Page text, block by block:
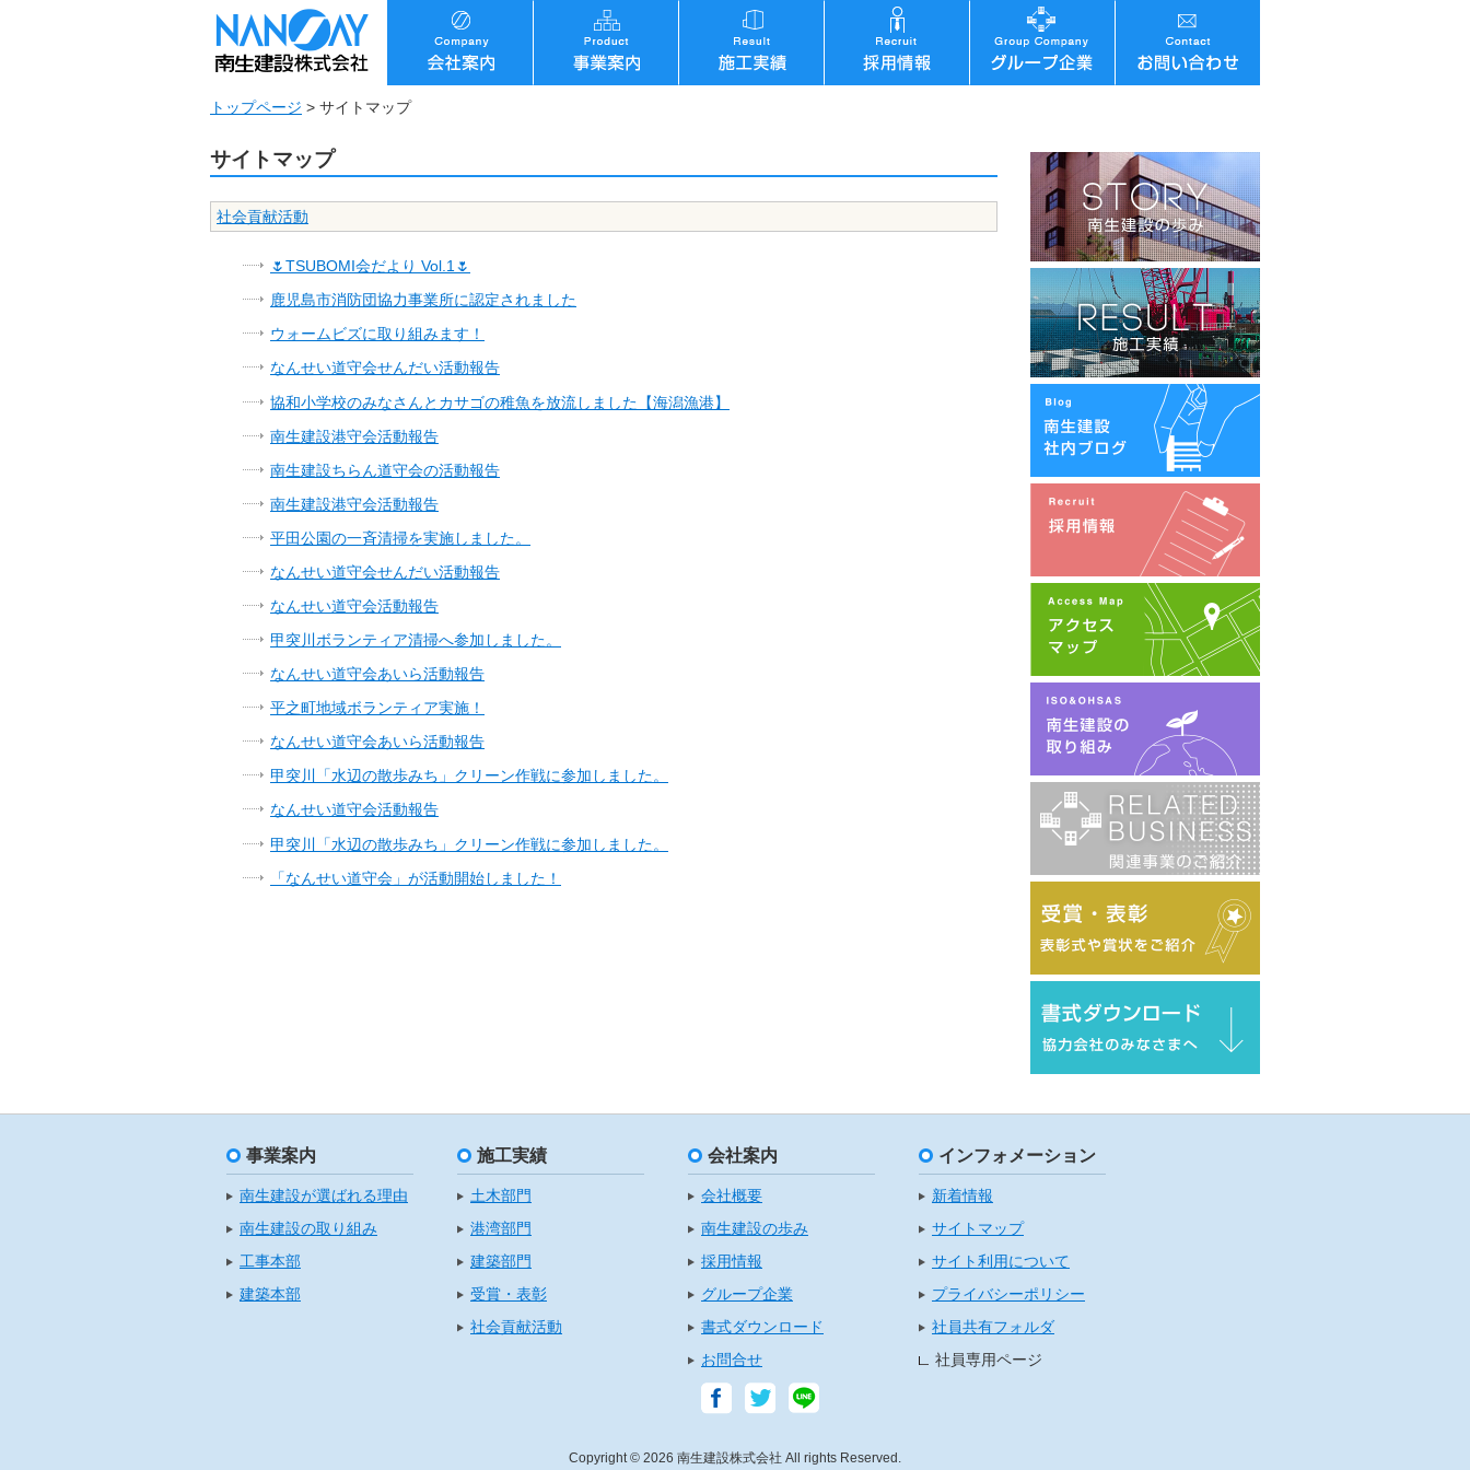
トップページ > サイトマップ
サイトマップ
社会貢献活動
🌷TSUBOMI会だより Vol.1🌷
鹿児島市消防団協力事業所に認定されました
ウォームビズに取り組みます！
なんせい道守会せんだい活動報告
協和小学校のみなさんとカサゴの稚魚を放流しました【海潟漁港】
南生建設港守会活動報告
南生建設ちらん道守会の活動報告
南生建設港守会活動報告
平田公園の一斉清掃を実施しました。
なんせい道守会せんだい活動報告
なんせい道守会活動報告
甲突川ボランティア清掃へ参加しました。
なんせい道守会あいら活動報告
平之町地域ボランティア実施！
なんせい道守会あいら活動報告
甲突川「水辺の散歩みち」クリーン作戦に参加しました。
なんせい道守会活動報告
甲突川「水辺の散歩みち」クリーン作戦に参加しました。
「なんせい道守会」が活動開始しました！
事業案内
南生建設が選ばれる理由
南生建設の取り組み
工事本部
建築本部
施工実績
土木部門
港湾部門
建築部門
受賞・表彰
社会貢献活動
会社案内
会社概要
南生建設の歩み
採用情報
グループ企業
書式ダウンロード
お問合せ
インフォメーション
新着情報
サイトマップ
サイト利用について
プライバシーポリシー
社員共有フォルダ
社員専用ページ
Copyright © 2026 南生建設株式会社 All rights Reserved.